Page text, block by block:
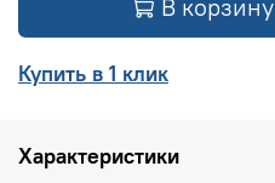
В корзину
Купить в 1 клик
Характеристики